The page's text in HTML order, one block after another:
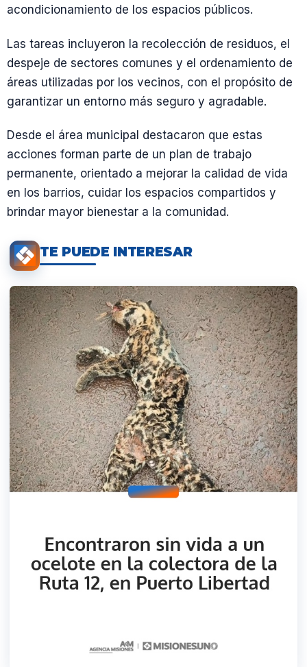
acondicionamiento de los espacios públicos.
Las tareas incluyeron la recolección de residuos, el
despeje de sectores comunes y el ordenamiento de
áreas utilizadas por los vecinos, con el propósito de
garantizar un entorno más seguro y agradable.
Desde el área municipal destacaron que estas
acciones forman parte de un plan de trabajo
permanente, orientado a mejorar la calidad de vida
en los barrios, cuidar los espacios compartidos y
brindar mayor bienestar a la comunidad.
TE PUEDE INTERESAR